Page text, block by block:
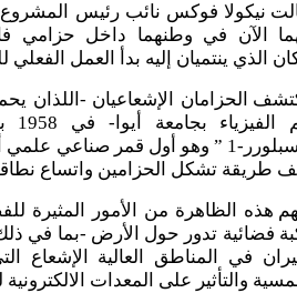
نيكولا فوكس نائب رئيس
الآن في وطنهما داخل حزامي
الذي ينتميان إليه بدأ العمل الفعلي
الحزامان الإشعاعيان -اللذان
“اكسبلورر-1 ” وهو أول قمر صناعي
طريقة تشكل الحزامين واتساع
هذه الظاهرة من الأمور المثيرة
فضائية تدور حول الأرض -بما في
في المناطق العالية الإشعاع
والتأثير على المعدات